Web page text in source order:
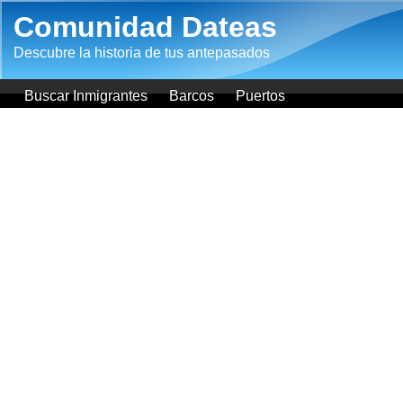
Comunidad Dateas
Descubre la historia de tus antepasados
Buscar Inmigrantes Barcos Puertos